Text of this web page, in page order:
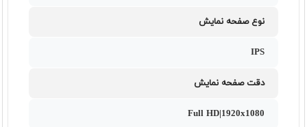
نوع صفحه نمایش
IPS
دقت صفحه نمایش
Full HD|1920x1080